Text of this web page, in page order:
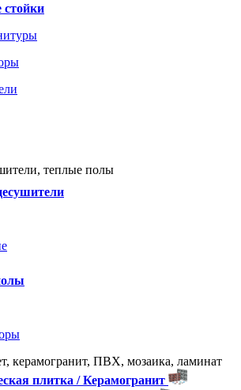
теплые полы
керамогранит, ПВХ, мозаика, ламинат
плитка / Керамогранит